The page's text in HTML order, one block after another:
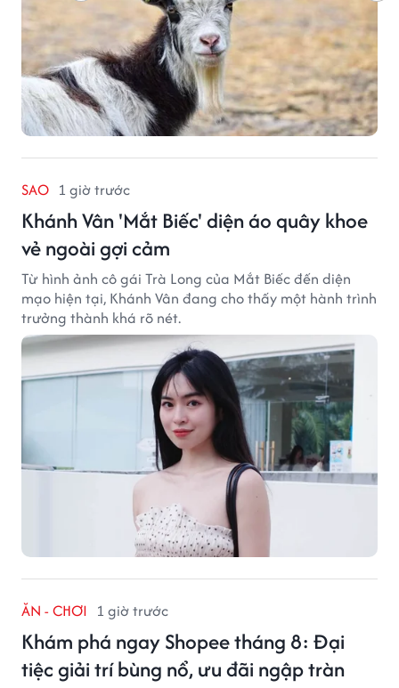
SAO 1 giờ trước
Khánh Vân 'Mắt Biếc' diện áo quây khoe
vẻ ngoài gợi cảm
Từ hình ảnh cô gái Trà Long của Mắt Biếc đến diện
mạo hiện tại, Khánh Vân đang cho thấy một hành trình
trưởng thành khá rõ nét.
ĂN - CHƠI 1 giờ trước
Khám phá ngay Shopee tháng 8: Đại
tiệc giải trí bùng nổ, ưu đãi ngập tràn